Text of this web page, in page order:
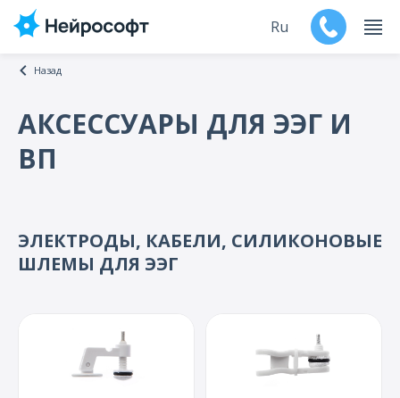
Продукты
Контакты
Мероприятия
Ru
Назад
АКСЕССУАРЫ ДЛЯ ЭЭГ И
ВП
ЭЛЕКТРОДЫ, КАБЕЛИ, СИЛИКОНОВЫЕ
ШЛЕМЫ ДЛЯ ЭЭГ